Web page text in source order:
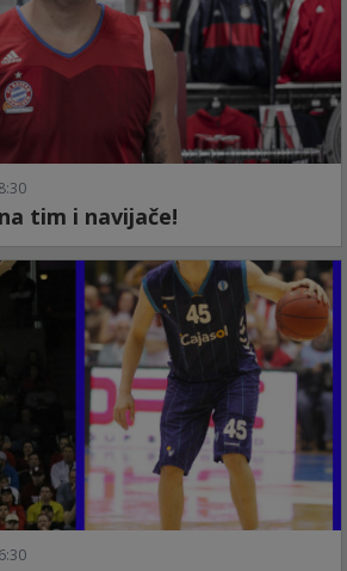
tim i navijače!